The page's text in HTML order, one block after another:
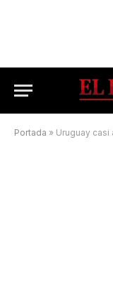
Portada » Uruguay casi